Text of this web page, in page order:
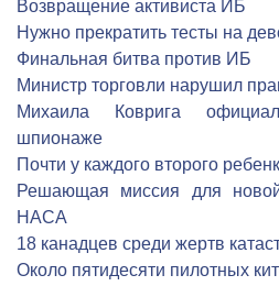
Возвращение активиста ИБ
Нужно прекратить тесты на
Финальная битва против ИБ
Министр торговли нарушил
Михаила Коврига
шпионаже
Почти у каждого второго
Решающая миссия для
НАСА
18 канадцев среди жертв
Около пятидесяти пилотных